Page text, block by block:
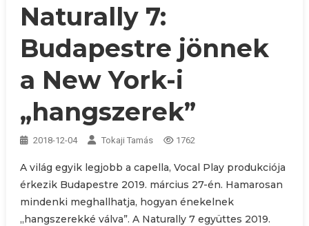
Naturally 7:
Budapestre jönnek
a New York-i
„hangszerek”
2018-12-04 Tokaji Tamás 1762
A világ egyik legjobb a capella, Vocal Play produkciója
érkezik Budapestre 2019. március 27-én. Hamarosan
mindenki meghallhatja, hogyan énekelnek
„hangszerekké válva”. A Naturally 7 együttes 2019.